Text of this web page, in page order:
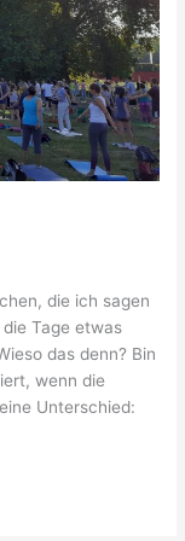
die ich sagen
Tage etwas
das denn? Bin
wenn die
Unterschied: